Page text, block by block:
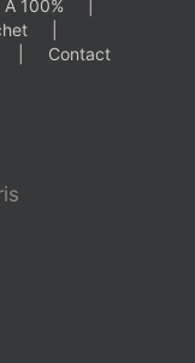
100%
Contact